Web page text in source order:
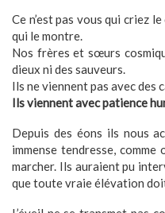
Ce n’est pas vous qui criez
qui le montre.
Nos frères et sœurs
dieux ni des sauveurs.
Ils ne viennent pas avec des
Ils viennent avec patience
Depuis des éons ils nous
immense tendresse,
marcher. Ils auraient pu
que toute vraie élévation